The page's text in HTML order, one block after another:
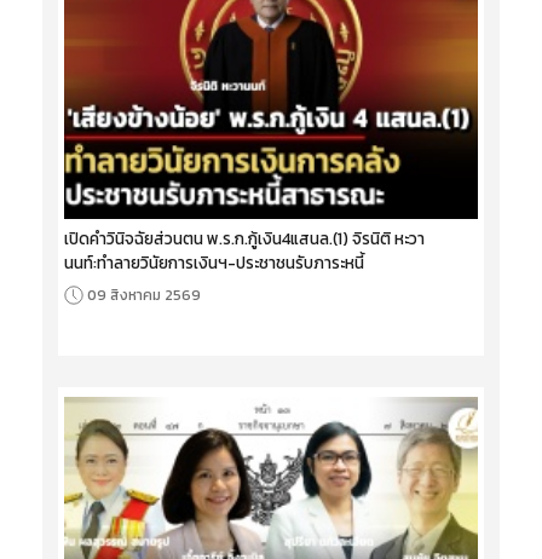
เปิดคำวินิจฉัยส่วนตน พ.ร.ก.กู้เงิน4แสนล.(1) จิรนิติ หะวา
นนท์:ทำลายวินัยการเงินฯ-ประชาชนรับภาระหนี้
09 สิงหาคม 2569